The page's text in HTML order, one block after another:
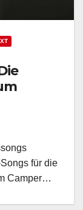
für die
Camper…